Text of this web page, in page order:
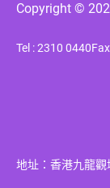
Copyright ©
Tel : 2310 0440
地址：香港九龍